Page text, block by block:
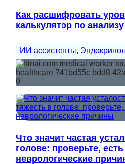
Как расшифровать
калькулятор по
ИИ ассистенты,
Что значит частая
голове: проверьте,
неврологические